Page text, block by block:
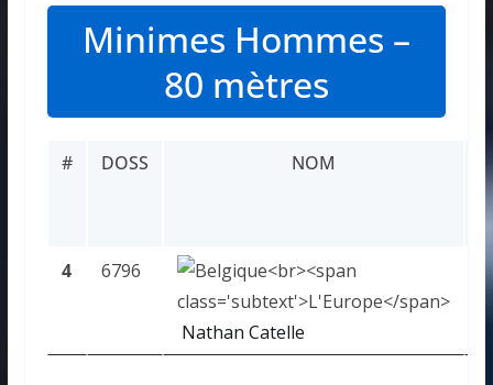
Minimes Hommes –
80 mètres
# DOSS NOM
4 6796
Nathan Catelle